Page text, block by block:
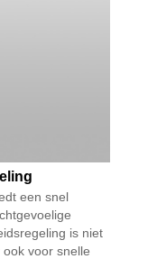
een snel
is niet
voor snelle